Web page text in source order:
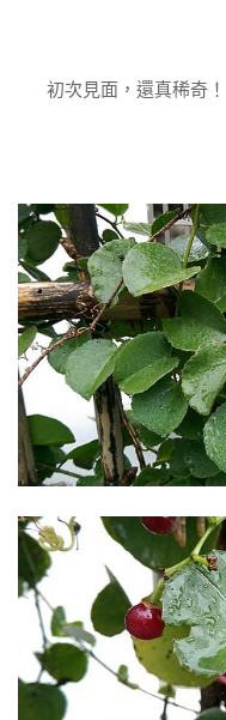
初次見面，還真稀奇！